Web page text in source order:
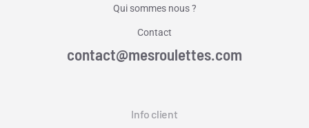
Qui sommes nous ?
Contact
contact@mesroulettes.com
Info client